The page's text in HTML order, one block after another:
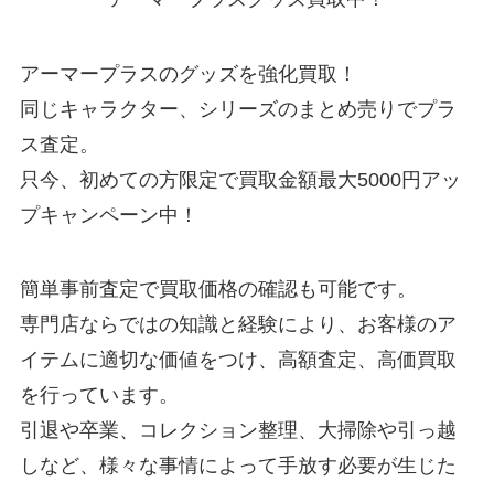
アーマープラスのグッズを強化買取！
同じキャラクター、シリーズのまとめ売りでプラ
ス査定。
只今、初めての方限定で買取金額最大5000円アッ
プキャンペーン中！
簡単事前査定で買取価格の確認も可能です。
専門店ならではの知識と経験により、お客様のア
イテムに適切な価値をつけ、高額査定、高価買取
を行っています。
引退や卒業、コレクション整理、大掃除や引っ越
しなど、様々な事情によって手放す必要が生じた